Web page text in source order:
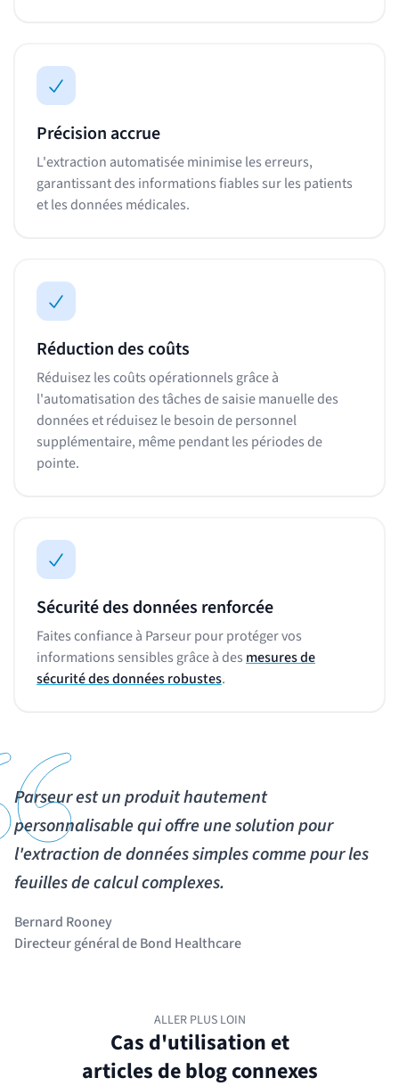
Précision accrue
L'extraction automatisée minimise les erreurs,
garantissant des informations fiables sur les patients
et les données médicales.
Réduction des coûts
Réduisez les coûts opérationnels grâce à
l'automatisation des tâches de saisie manuelle des
données et réduisez le besoin de personnel
supplémentaire, même pendant les périodes de
pointe.
Sécurité des données renforcée
Faites confiance à Parseur pour protéger vos
informations sensibles grâce à des mesures de
sécurité des données robustes.
Parseur est un produit hautement
personnalisable qui offre une solution pour
l'extraction de données simples comme pour les
feuilles de calcul complexes.
Bernard Rooney
Directeur général de Bond Healthcare
ALLER PLUS LOIN
Cas d'utilisation et
articles de blog connexes